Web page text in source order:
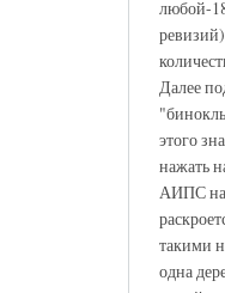
любой-
Далее
этого
нажать
АИПС
такими
одна